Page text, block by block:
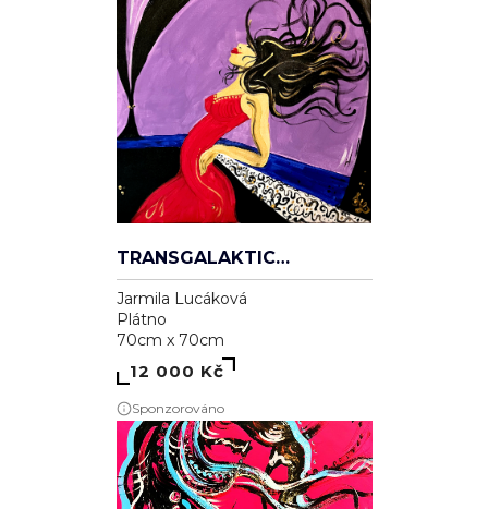
TRANSGALAKTICKÁ
Jarmila Lucáková
Plátno
70cm x 70cm
12 000 Kč
Sponzorováno